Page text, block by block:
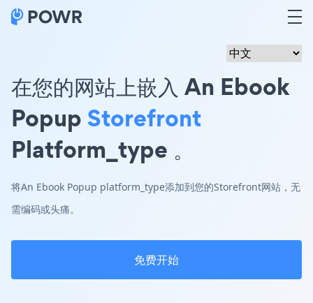
在您的网站上嵌入 An Ebook
PopupStorefront
Platform_type 。
将An Ebook Popup platform_type添加到您的Storefront网站，无
需编码或头痛。
免费开始